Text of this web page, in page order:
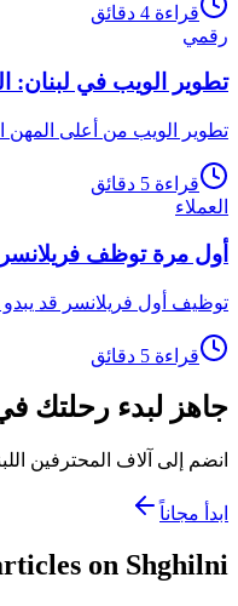
قراءة 4 دقائق
رقمي
تطوير الويب في لبنان:
تطوير الويب من أعلى المهن
قراءة 5 دقائق
العملاء
أول مرة توظف
توظيف أول فريلانسر قد يبدو
قراءة 5 دقائق
جاهز لبدء رحلتك
انضم إلى آلاف المحترفين
ابدأ مجاناً
on Shghilni